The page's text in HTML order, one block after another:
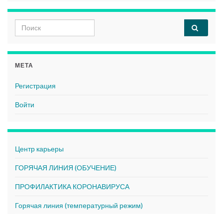
Search for:
МЕТА
Регистрация
Войти
Центр карьеры
ГОРЯЧАЯ ЛИНИЯ (ОБУЧЕНИЕ)
ПРОФИЛАКТИКА КОРОНАВИРУСА
Горячая линия (температурный режим)